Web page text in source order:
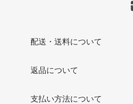
配送・送料について
返品について
支払い方法について